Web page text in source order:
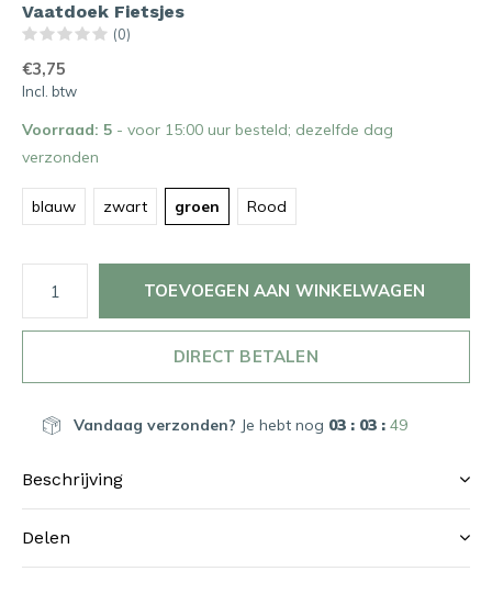
Vaatdoek Fietsjes
(0)
€3,75
Incl. btw
Voorraad: 5 - voor 15:00 uur besteld; dezelfde dag
verzonden
blauw zwart groen Rood
TOEVOEGEN AAN WINKELWAGEN
DIRECT BETALEN
Vandaag verzonden? Je hebt nog 03 : 03 : 47
Beschrijving
Delen